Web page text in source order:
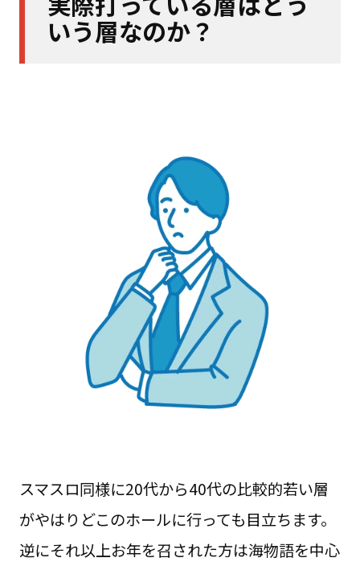
いう層なのか？
スマスロ同様に20代から40代の比較的若い層
がやはりどこのホールに行っても目立ちます。
逆にそれ以上お年を召された方は海物語を中心